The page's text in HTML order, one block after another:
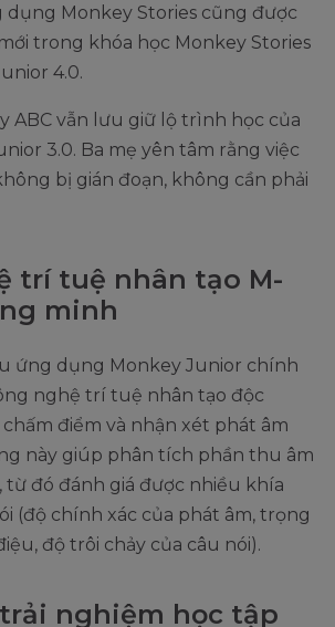
Monkey Stories cũng được
trong khóa học Monkey Stories
4.0.
ABC vẫn lưu giữ lộ trình học của
3.0. Ba mẹ yên tâm rằng việc
bị gián đoạn, không cần phải
trí tuệ nhân tạo M-
minh
ứng dụng Monkey Junior chính
nghệ trí tuệ nhân tạo độc
điểm và nhận xét phát âm
này giúp phân tích phần thu âm
từ đó đánh giá được nhiều khía
(độ chính xác của phát âm, trọng
độ trôi chảy của câu nói).
nghiệm học tập